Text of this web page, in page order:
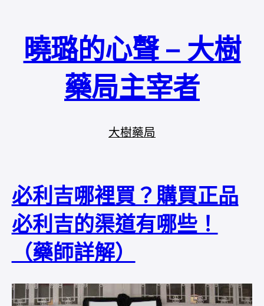
曉璐的心聲 – 大樹
藥局主宰者
大樹藥局
必利吉哪裡買？購買正品
必利吉的渠道有哪些！
（藥師詳解）